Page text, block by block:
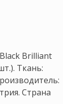
Brilliant
Ткань:
Страна